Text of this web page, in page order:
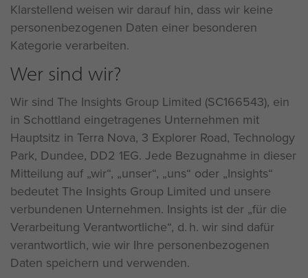
Klarstellend weisen wir darauf hin, dass wir keine
personenbezogenen Daten einer besonderen
Kategorie verarbeiten.
Wer sind wir?
Wir sind The Insights Group Limited (SC166543), ein
in Schottland eingetragenes Unternehmen mit
Hauptsitz in Terra Nova, 3 Explorer Road, Technology
Park, Dundee, DD2 1EG. Jede Bezugnahme in dieser
Mitteilung auf „wir“, „unser“, „uns“ oder „Insights“
bedeutet The Insights Group Limited und unsere
verbundenen Unternehmen. Insights ist der „für die
Verarbeitung Verantwortliche“, d. h. wir sind dafür
verantwortlich, wie wir Ihre personenbezogenen
Daten speichern und verwenden.